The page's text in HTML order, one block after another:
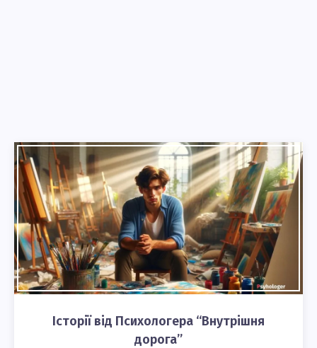
Історії від Психологера “Внутрішня
дорога”